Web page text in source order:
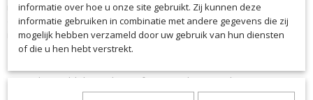
Productcode leverancier
5770HTSA
materiaal voert zweet naar buiten af ​​en zorgt voor optimaal
draagcomfort. Een elastische tailleband met trekkoord zorgt voor een
individuele en perfecte pasvorm.
Ademend, licht en slijtvast functioneel materiaal
informatie over hoe u onze site gebruikt. Zij kunnen deze
informatie gebruiken in combinatie met andere gegevens die zij
mogelijk hebben verzameld door uw gebruik van hun diensten
of die u hen hebt verstrekt.